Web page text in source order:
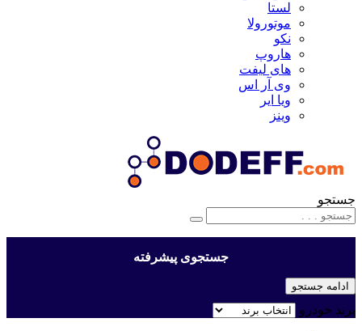
لستا
موتورولا
نکو
هاروپ
های لیفت
وی آر اس
ویا ایر
وینز
جستجو
جستجوی پیشرفته
ادامه جستجو
برند خودرو